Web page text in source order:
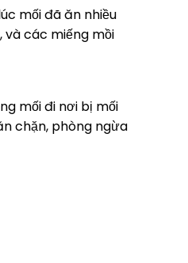
mối đã ăn nhiều
và các miếng mồi
mối đi nơi bị mối
chặn, phòng ngừa